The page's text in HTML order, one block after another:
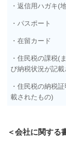
・返信用ハガキ(
・パスポート
・在留カード
・住民税の課税(
び納税状況が記
・住民税の納税
載されたもの)
＜会社に関する